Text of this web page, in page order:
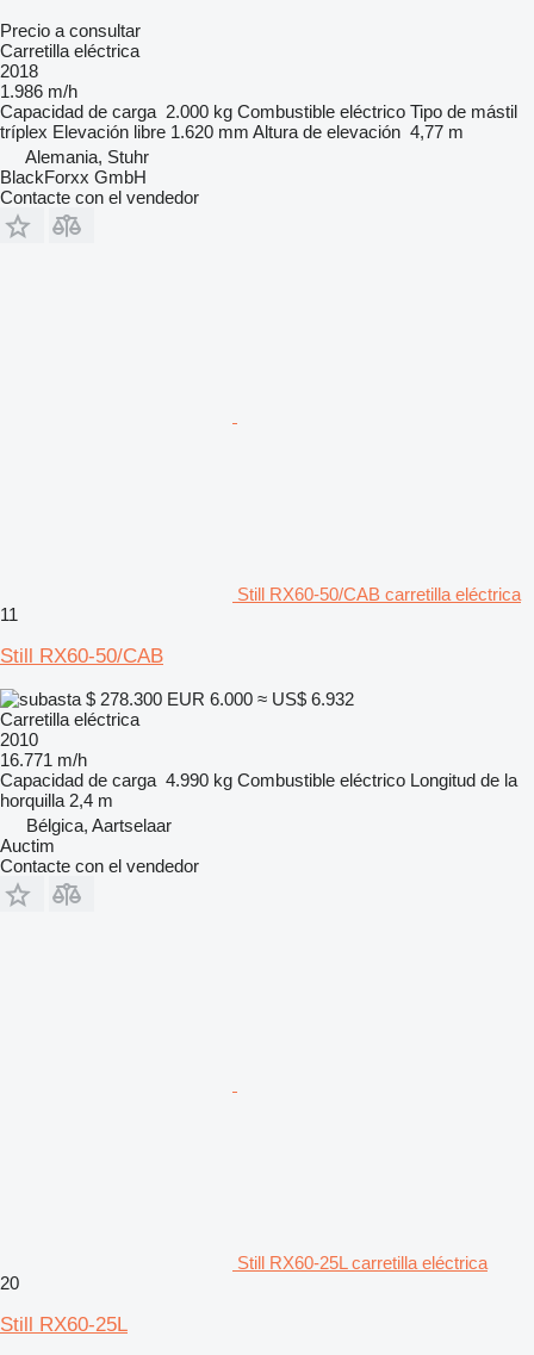
Precio a consultar
Carretilla eléctrica
2018
1.986 m/h
Capacidad de carga 2.000 kg Combustible eléctrico Tipo de mástil
tríplex Elevación libre 1.620 mm Altura de elevación 4,77 m
Alemania, Stuhr
BlackForxx GmbH
Contacte con el vendedor
Still RX60-50/CAB carretilla eléctrica
11
Still RX60-50/CAB
$ 278.300 EUR 6.000 ≈ US$ 6.932
Carretilla eléctrica
2010
16.771 m/h
Capacidad de carga 4.990 kg Combustible eléctrico Longitud de la
horquilla 2,4 m
Bélgica, Aartselaar
Auctim
Contacte con el vendedor
Still RX60-25L carretilla eléctrica
20
Still RX60-25L